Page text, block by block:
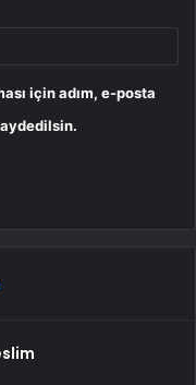
için adım, e-posta